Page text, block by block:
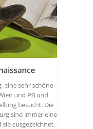
eine sehr schöne
und PB und
besucht. Die
sind immer eine
ausgezeichnet,